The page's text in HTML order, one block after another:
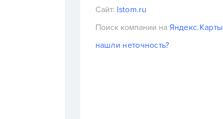
Сайт: lstom.ru
Поиск компании на Яндекс.Карты
нашли неточность?